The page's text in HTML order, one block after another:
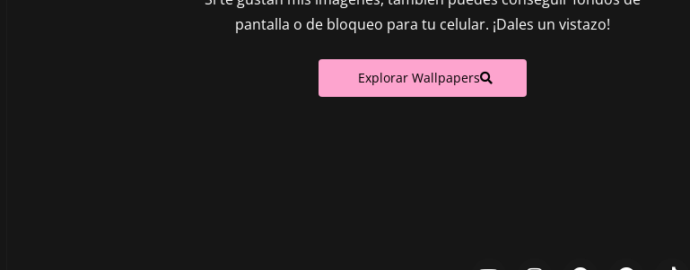
pantalla o de bloqueo para tu celular. ¡Dales un vistazo!
Explorar Wallpapers